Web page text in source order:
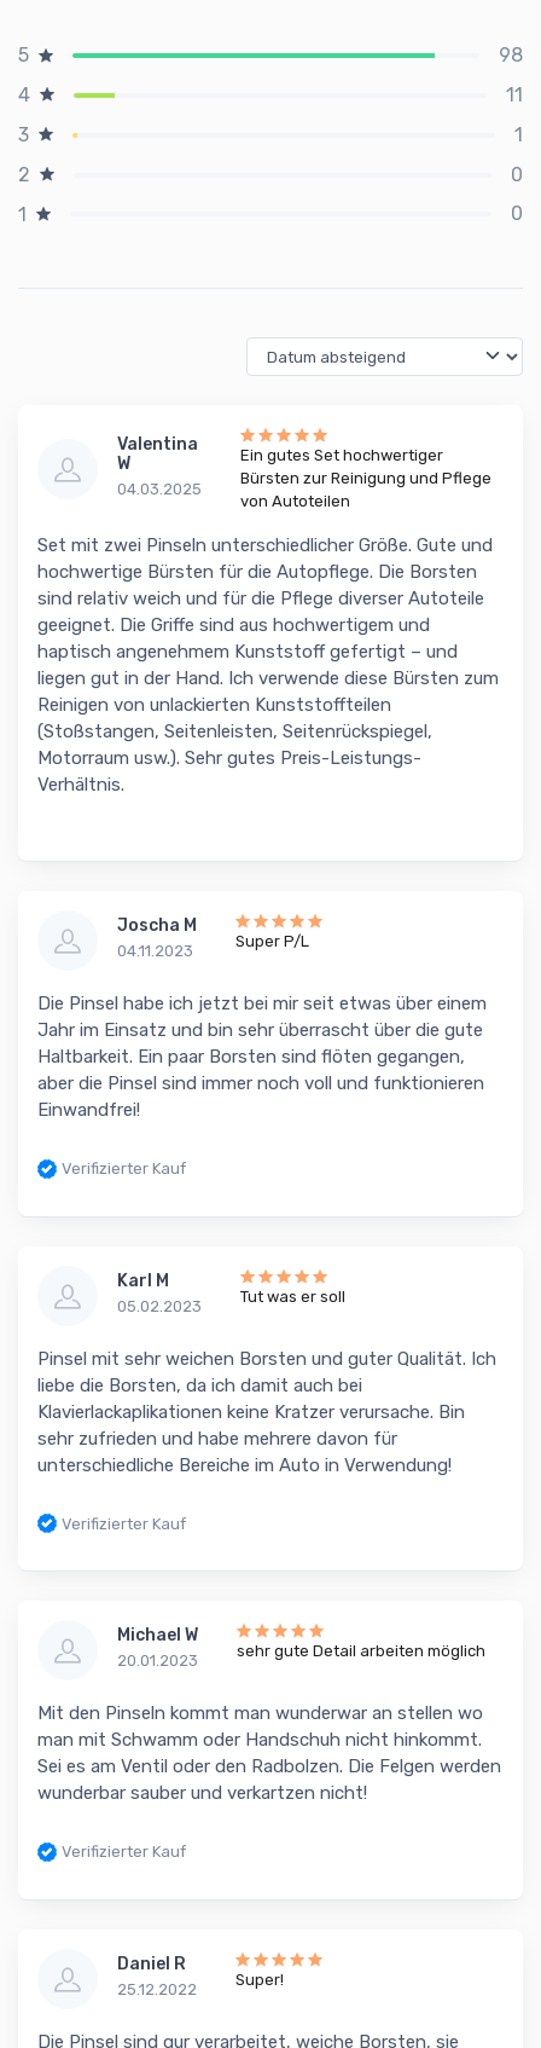
5
98
4
11
3
1
2
0
1
0
Valentina
W
04.03.2025
Ein gutes Set hochwertiger
Bürsten zur Reinigung und Pflege
von Autoteilen
Set mit zwei Pinseln unterschiedlicher Größe. Gute und
hochwertige Bürsten für die Autopflege. Die Borsten
sind relativ weich und für die Pflege diverser Autoteile
geeignet. Die Griffe sind aus hochwertigem und
haptisch angenehmem Kunststoff gefertigt – und
liegen gut in der Hand. Ich verwende diese Bürsten zum
Reinigen von unlackierten Kunststoffteilen
(Stoßstangen, Seitenleisten, Seitenrückspiegel,
Motorraum usw.). Sehr gutes Preis-Leistungs-
Verhältnis.
Joscha M
04.11.2023
Super P/L
Die Pinsel habe ich jetzt bei mir seit etwas über einem
Jahr im Einsatz und bin sehr überrascht über die gute
Haltbarkeit. Ein paar Borsten sind flöten gegangen,
aber die Pinsel sind immer noch voll und funktionieren
Einwandfrei!
Verifizierter Kauf
Karl M
05.02.2023
Tut was er soll
Pinsel mit sehr weichen Borsten und guter Qualität. Ich
liebe die Borsten, da ich damit auch bei
Klavierlackaplikationen keine Kratzer verursache. Bin
sehr zufrieden und habe mehrere davon für
unterschiedliche Bereiche im Auto in Verwendung!
Verifizierter Kauf
Michael W
20.01.2023
sehr gute Detail arbeiten möglich
Mit den Pinseln kommt man wunderwar an stellen wo
man mit Schwamm oder Handschuh nicht hinkommt.
Sei es am Ventil oder den Radbolzen. Die Felgen werden
wunderbar sauber und verkartzen nicht!
Verifizierter Kauf
Daniel R
25.12.2022
Super!
Die Pinsel sind gur verarbeitet, weiche Borsten, sie